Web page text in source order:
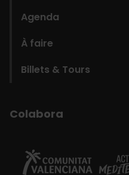
Agenda
À faire
Billets & Tours
Colabora